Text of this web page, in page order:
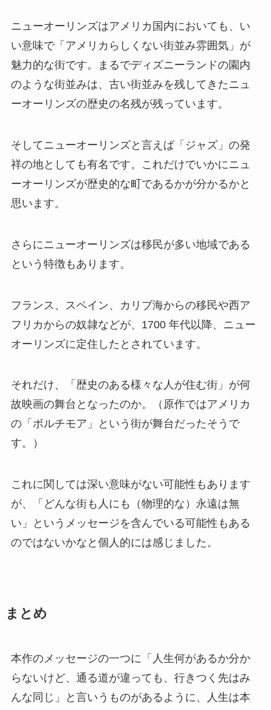
ニューオーリンズはアメリカ国内においても、い
い意味で「アメリカらしくない街並み雰囲気」が
魅力的な街です。まるでディズニーランドの園内
のような街並みは、古い街並みを残してきたニュ
ーオーリンズの歴史の名残が残っています。
そしてニューオーリンズと言えば「ジャズ」の発
祥の地としても有名です。これだけでいかにニュ
ーオーリンズが歴史的な町であるかが分かるかと
思います。
さらにニューオーリンズは移民が多い地域である
という特徴もあります。
フランス、スペイン、カリブ海からの移民や西ア
フリカからの奴隷などが、1700 年代以降、ニュー
オーリンズに定住したとされています。
それだけ、「歴史のある様々な人が住む街」が何
故映画の舞台となったのか。（原作ではアメリカ
の「ボルチモア」という街が舞台だったそうで
す。）
これに関しては深い意味がない可能性もあります
が、「どんな街も人にも（物理的な）永遠は無
い」というメッセージを含んでいる可能性もある
のではないかなと個人的には感じました。
まとめ
本作のメッセージの一つに「人生何があるか分か
らないけど、通る道が違っても、行きつく先はみ
んな同じ」と言いうものがあるように、人生は本